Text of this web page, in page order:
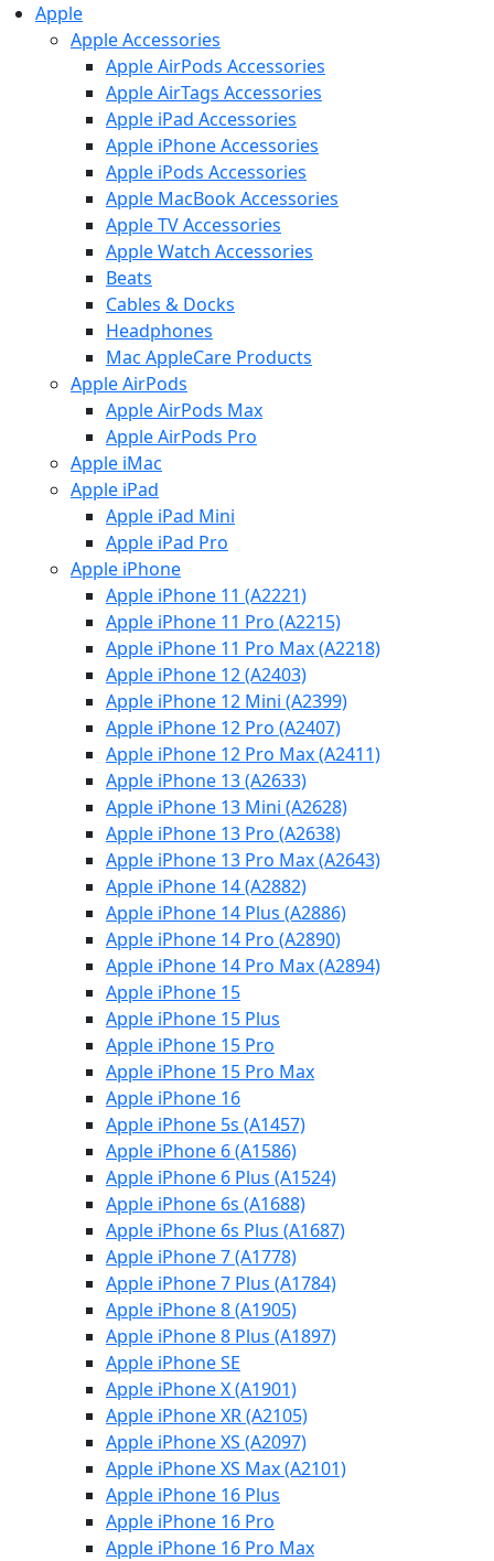
Apple
Apple Accessories
Apple AirPods Accessories
Apple AirTags Accessories
Apple iPad Accessories
Apple iPhone Accessories
Apple iPods Accessories
Apple MacBook Accessories
Apple TV Accessories
Apple Watch Accessories
Beats
Cables & Docks
Headphones
Mac AppleCare Products
Apple AirPods
Apple AirPods Max
Apple AirPods Pro
Apple iMac
Apple iPad
Apple iPad Mini
Apple iPad Pro
Apple iPhone
Apple iPhone 11 (A2221)
Apple iPhone 11 Pro (A2215)
Apple iPhone 11 Pro Max (A2218)
Apple iPhone 12 (A2403)
Apple iPhone 12 Mini (A2399)
Apple iPhone 12 Pro (A2407)
Apple iPhone 12 Pro Max (A2411)
Apple iPhone 13 (A2633)
Apple iPhone 13 Mini (A2628)
Apple iPhone 13 Pro (A2638)
Apple iPhone 13 Pro Max (A2643)
Apple iPhone 14 (A2882)
Apple iPhone 14 Plus (A2886)
Apple iPhone 14 Pro (A2890)
Apple iPhone 14 Pro Max (A2894)
Apple iPhone 15
Apple iPhone 15 Plus
Apple iPhone 15 Pro
Apple iPhone 15 Pro Max
Apple iPhone 16
Apple iPhone 5s (A1457)
Apple iPhone 6 (A1586)
Apple iPhone 6 Plus (A1524)
Apple iPhone 6s (A1688)
Apple iPhone 6s Plus (A1687)
Apple iPhone 7 (A1778)
Apple iPhone 7 Plus (A1784)
Apple iPhone 8 (A1905)
Apple iPhone 8 Plus (A1897)
Apple iPhone SE
Apple iPhone X (A1901)
Apple iPhone XR (A2105)
Apple iPhone XS (A2097)
Apple iPhone XS Max (A2101)
Apple iPhone 16 Plus
Apple iPhone 16 Pro
Apple iPhone 16 Pro Max